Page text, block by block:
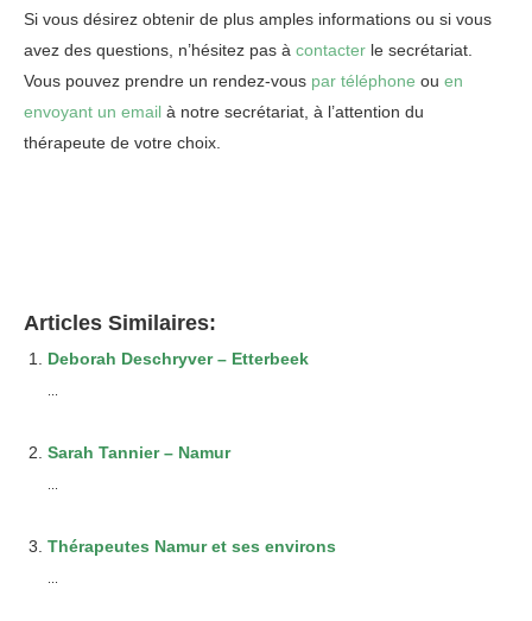
Si vous désirez obtenir de plus amples informations ou si vous
avez des questions, n’hésitez pas à contacter le secrétariat.
Vous pouvez prendre un rendez-vous par téléphone ou en
envoyant un email à notre secrétariat, à l’attention du
thérapeute de votre choix.
Articles Similaires:
Deborah Deschryver – Etterbeek
...
Sarah Tannier – Namur
...
Thérapeutes Namur et ses environs
...